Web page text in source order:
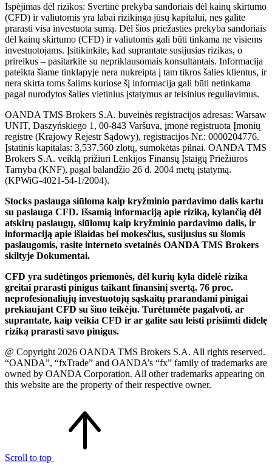
Ispėjimas dėl rizikos: Svertinė prekyba sandoriais dėl kainų skirtumo
(CFD) ir valiutomis yra labai rizikinga jūsų kapitalui, nes galite
prarasti visa investuota sumą. Dėl šios priežasties prekyba sandoriais
dėl kainų skirtumo (CFD) ir valiutomis gali būti tinkama ne visiems
investuotojams. Įsitikinkite, kad suprantate susijusias rizikas, o
prireikus – pasitarkite su nepriklausomais konsultantais. Informacija
pateikta šiame tinklapyje nera nukreipta į tam tikros šalies klientus, ir
nera skirta toms šalims kuriose šį informacija gali būti netinkama
pagal nurodytos šalies vietinius įstatymus ar teisinius reguliavimus.
OANDA TMS Brokers S.A. buveinės registracijos adresas: Warsaw
UNIT, Daszyńskiego 1, 00-843 Varšuva, įmonė registruota Įmonių
registre (Krajowy Rejestr Sądowy), registracijos Nr.: 0000204776.
Įstatinis kapitalas: 3,537.560 zlotų, sumokėtas pilnai. OANDA TMS
Brokers S.A. veiklą prižiuri Lenkijos Finansų Įstaigų Priežiūros
Tarnyba (KNF), pagal balandžio 26 d. 2004 metų įstatymą.
(KPWiG-4021-54-1/2004).
Stocks paslauga siūloma kaip kryžminio pardavimo dalis kartu
su paslauga CFD. Išsamią informaciją apie riziką, kylančią dėl
atskirų paslaugų, siūlomų kaip kryžminio pardavimo dalis, ir
informaciją apie išlaidas bei mokesčius, susijusius su šiomis
paslaugomis, rasite interneto svetainės OANDA TMS Brokers
skiltyje Dokumentai.
CFD yra sudėtingos priemonės, dėl kurių kyla didelė rizika
greitai prarasti pinigus taikant finansinį svertą. 76 proc.
neprofesionaliųjų investuotojų sąskaitų prarandami pinigai
prekiaujant CFD su šiuo teikėju. Turėtumėte pagalvoti, ar
suprantate, kaip veikia CFD ir ar galite sau leisti prisiimti didelę
riziką prarasti savo pinigus.
@ Copyright 2026 OANDA TMS Brokers S.A. All rights reserved.
“OANDA”, “fxTrade” and OANDA’s “fx” family of trademarks are
owned by OANDA Corporation. All other trademarks appearing on
this website are the property of their respective owner.
Scroll to top